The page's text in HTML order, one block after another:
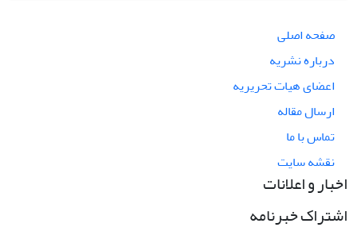
صفحه اصلی
درباره نشریه
اعضای هیات تحریریه
ارسال مقاله
تماس با ما
نقشه سایت
اخبار و اعلانات
اشتراک خبرنامه